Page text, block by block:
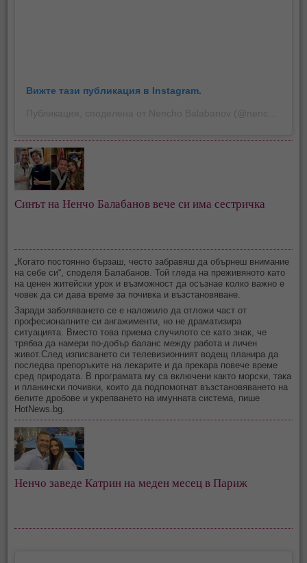
Вижте тази публикация в Instagram.
Синът на Ненчо Балабанов вече си има сестричка
„Когато постоянно бързаш, често забравяш да обърнеш внимание
на себе си“, споделя Балабанов. Той гледа на преживяното като
на ценен житейски урок и възможност да осъзнае колко важно е
човек да си дава време за почивка и възстановяване.
Заради заболяването се е наложило да отложи част от
професионалните си ангажименти, но не драматизира
ситуацията. Вместо това приема случилото се като знак, че
трябва да намери по-добър баланс между работа и личен
живот.След изписването си телевизионният водещ планира да
последва препоръките на лекарите и да прекара повече време
сред природата. В програмата му са включени както морски, така
и планински почивки, които да подпомогнат възстановяването на
белите дробове и укрепването на имунната система, пише
HotNews.bg.
Ненчо заведе Катрин на меден месец в Париж